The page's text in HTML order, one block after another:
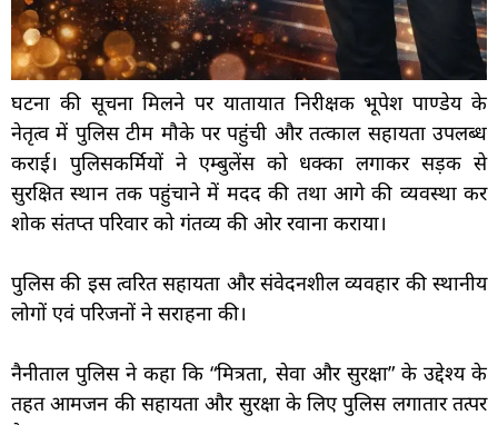
घटना की सूचना मिलने पर यातायात निरीक्षक भूपेश पाण्डेय के
नेतृत्व में पुलिस टीम मौके पर पहुंची और तत्काल सहायता उपलब्ध
कराई। पुलिसकर्मियों ने एम्बुलेंस को धक्का लगाकर सड़क से
सुरक्षित स्थान तक पहुंचाने में मदद की तथा आगे की व्यवस्था कर
शोक संतप्त परिवार को गंतव्य की ओर रवाना कराया।
पुलिस की इस त्वरित सहायता और संवेदनशील व्यवहार की स्थानीय
लोगों एवं परिजनों ने सराहना की।
नैनीताल पुलिस ने कहा कि “मित्रता, सेवा और सुरक्षा” के उद्देश्य के
तहत आमजन की सहायता और सुरक्षा के लिए पुलिस लगातार तत्पर